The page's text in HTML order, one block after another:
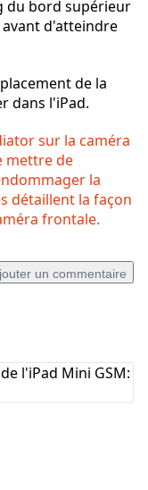
du bord supérieur
d'atteindre
de la
dans l'iPad.
sur la caméra
mettre de
la
détaillent la façon
frontale.
un commentaire